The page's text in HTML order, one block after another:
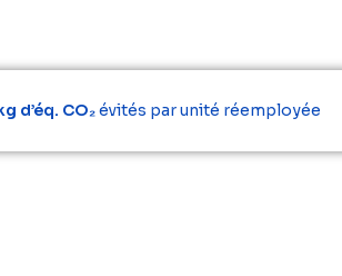
d’éq. CO₂évités par unité réemployée